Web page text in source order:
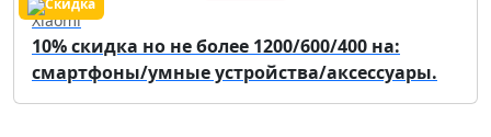
Xiaomi
10% скидка но не более 1200/600/400 на:
смартфоны/умные устройства/аксессуары.